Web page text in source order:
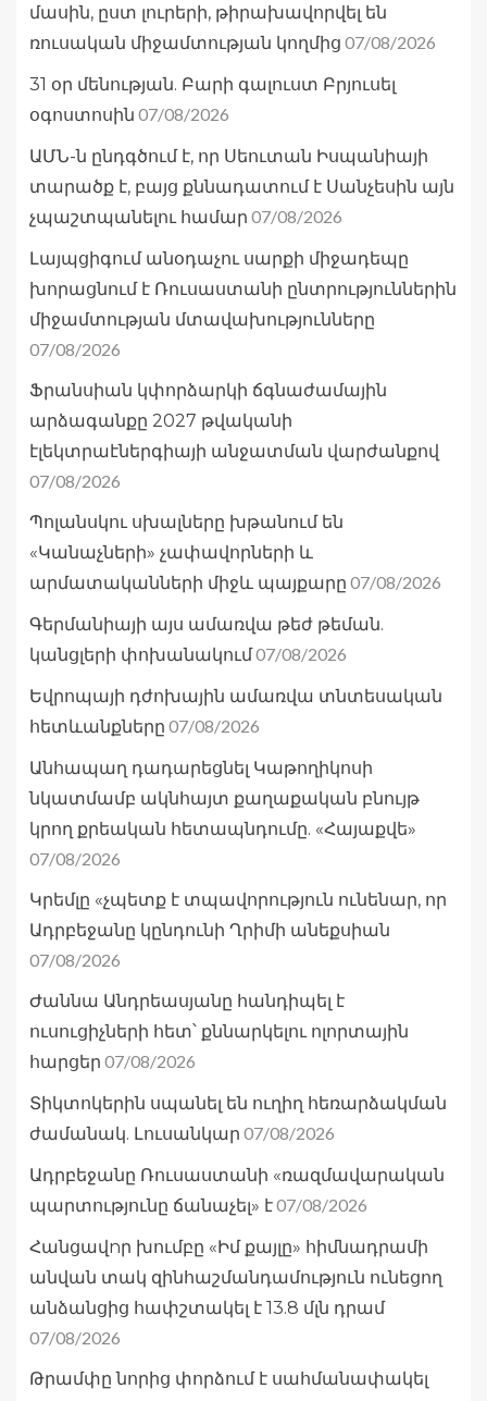
մասին, ըստ լուրերի, թիրախավորվել են
ռուսական միջամտության կողմից 07/08/2026
31 օր մենության. Բարի գալուստ Բրյուսել
օգոստոսին 07/08/2026
ԱՄՆ-ն ընդգծում է, որ Սեուտան Իսպանիայի
տարածք է, բայց քննադատում է Սանչեսին այն
չպաշտպանելու համար 07/08/2026
Լայպցիգում անօդաչու սարքի միջադեպը
խորացնում է Ռուսաստանի ընտրություններին
միջամտության մտավախությունները
07/08/2026
Ֆրանսիան կփորձարկի ճգնաժամային
արձագանքը 2027 թվականի
էլեկտրաէներգիայի անջատման վարժանքով
07/08/2026
Պոլանսկու սխալները խթանում են
«Կանաչների» չափավորների և
արմատականների միջև պայքարը 07/08/2026
Գերմանիայի այս ամառվա թեժ թեման.
կանցլերի փոխանակում07/08/2026
Եվրոպայի դժոխային ամառվա տնտեսական
հետևանքները 07/08/2026
Անհապաղ դադարեցնել Կաթողիկոսի
նկատմամբ ակնհայտ քաղաքական բնույթ
կրող քրեական հետապնդումը. «Հայաքվե»
07/08/2026
Կրեմլը «չպետք է տպավորություն ունենար, որ
Ադրբեջանը կընդունի Ղրիմի անեքսիան
07/08/2026
Ժաննա Անդրեասյանը հանդիպել է
ուսուցիչների հետ՝ քննարկելու ոլորտային
հարցեր 07/08/2026
Տիկտոկերին սպանել են ուղիղ հեռարձակման
ժամանակ. Լուսանկար 07/08/2026
Ադրբեջանը Ռուսաստանի «ռազմավարական
պարտությունը ճանաչել» է07/08/2026
Հանցավnր խումբը «Իմ քայլը» հիմնադրամի
անվան տակ զինհաշմանդամություն ունեցող
անձանցից հափշտակել է 13.8 մլն դրամ
07/08/2026
Թրամփը նորից փորձում է սահմանափակել